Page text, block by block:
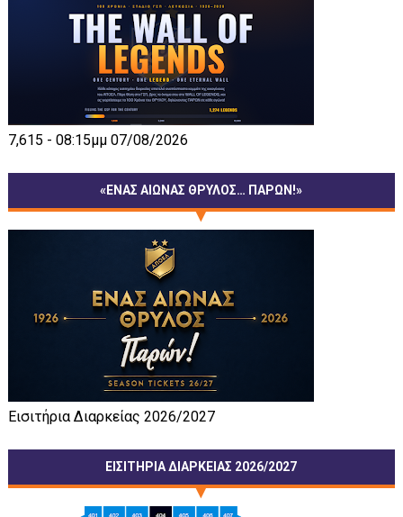
7,615 - 08:15μμ 07/08/2026
«ΕΝΑΣ ΑΙΩΝΑΣ ΘΡΥΛΟΣ… ΠΑΡΩΝ!»
Εισιτήρια Διαρκείας 2026/2027
ΕΙΣΙΤΗΡΙΑ ΔΙΑΡΚΕΙΑΣ 2026/2027